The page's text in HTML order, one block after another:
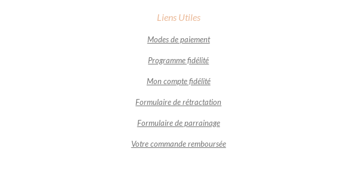
Liens Utiles
Modes de paiement
Programme fidélité
Mon compte fidélité
Formulaire de rétractation
Formulaire de parrainage
Votre commande remboursée